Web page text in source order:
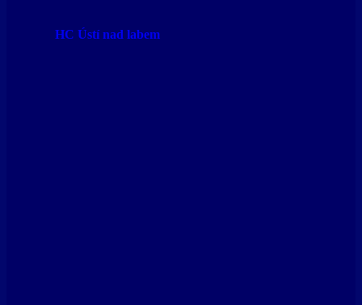
HC Ústí nad labem